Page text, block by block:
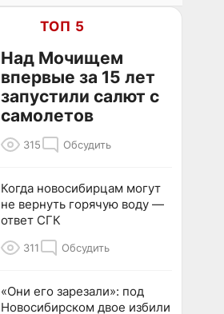
ТОП 5
Над Мочищем
впервые за 15 лет
запустили салют с
самолетов
315 Обсудить
Когда новосибирцам могут
не вернуть горячую воду —
ответ СГК
311 Обсудить
«Они его зарезали»: под
Новосибирском двое избили